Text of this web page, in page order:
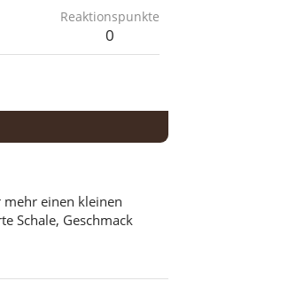
Reaktionspunkte
0
einen kleinen
Schale, Geschmack